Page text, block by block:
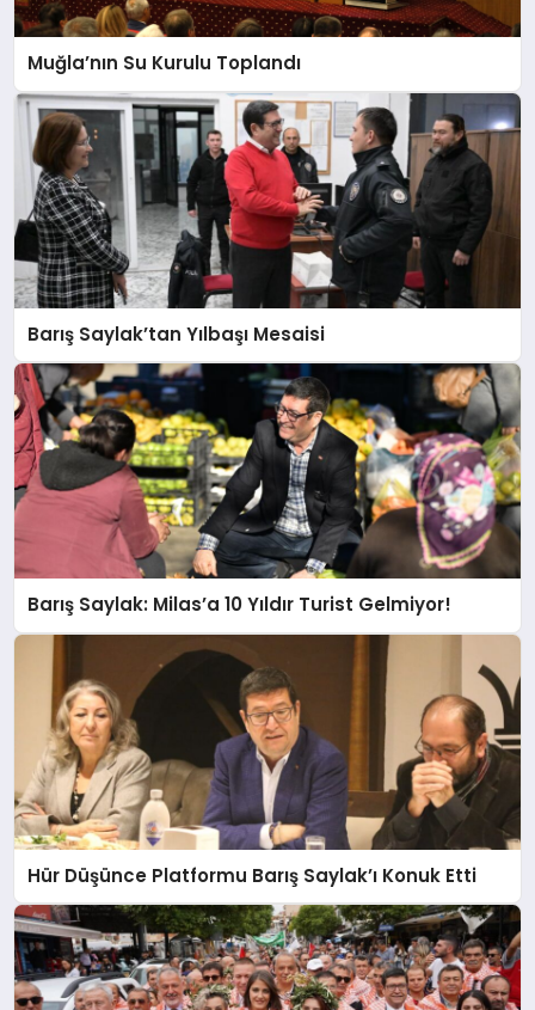
Muğla’nın Su Kurulu Toplandı
Barış Saylak’tan Yılbaşı Mesaisi
Barış Saylak: Milas’a 10 Yıldır Turist Gelmiyor!
Hür Düşünce Platformu Barış Saylak’ı Konuk Etti